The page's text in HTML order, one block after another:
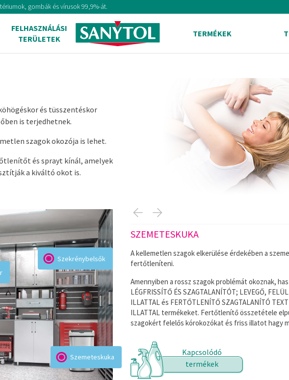
gombák és vírusok 99,9%-át.
FELHASZNÁLÁSI
TERÜLETEK
TERMÉKEK
és tüsszentéskor
is terjedhetnek.
szagok okozója is lehet.
és sprayt kínál, amelyek
a kiváltó okot is.
Szemeteskuka
Szekrénybelsők
megtelnek porral és baktériumokkal,
A szerkrények belsejének
LÉGFRISSÍTŐ ÉS
– MENTA tisztítószert ajánljuk,
99,9%-át és friss illatot hagy maga
SZEMETESKUKA
A kellemetlen szagok elkerülése érdekében a
fertőtleníteni.
Amennyiben a rossz szagok problémát okoznak,
LÉGFRISSÍTŐ ÉS SZAGTALANÍTÓT; LEVEGŐ,
ILLATTAL és FERTŐTLENÍTŐ SZAGTALANÍTÓ
ILLATTAL termékeket. Fertőtlenítő összetétele
szagokért felelős kórokozókat és friss illatot hagy
Kapcsolódó
termékek